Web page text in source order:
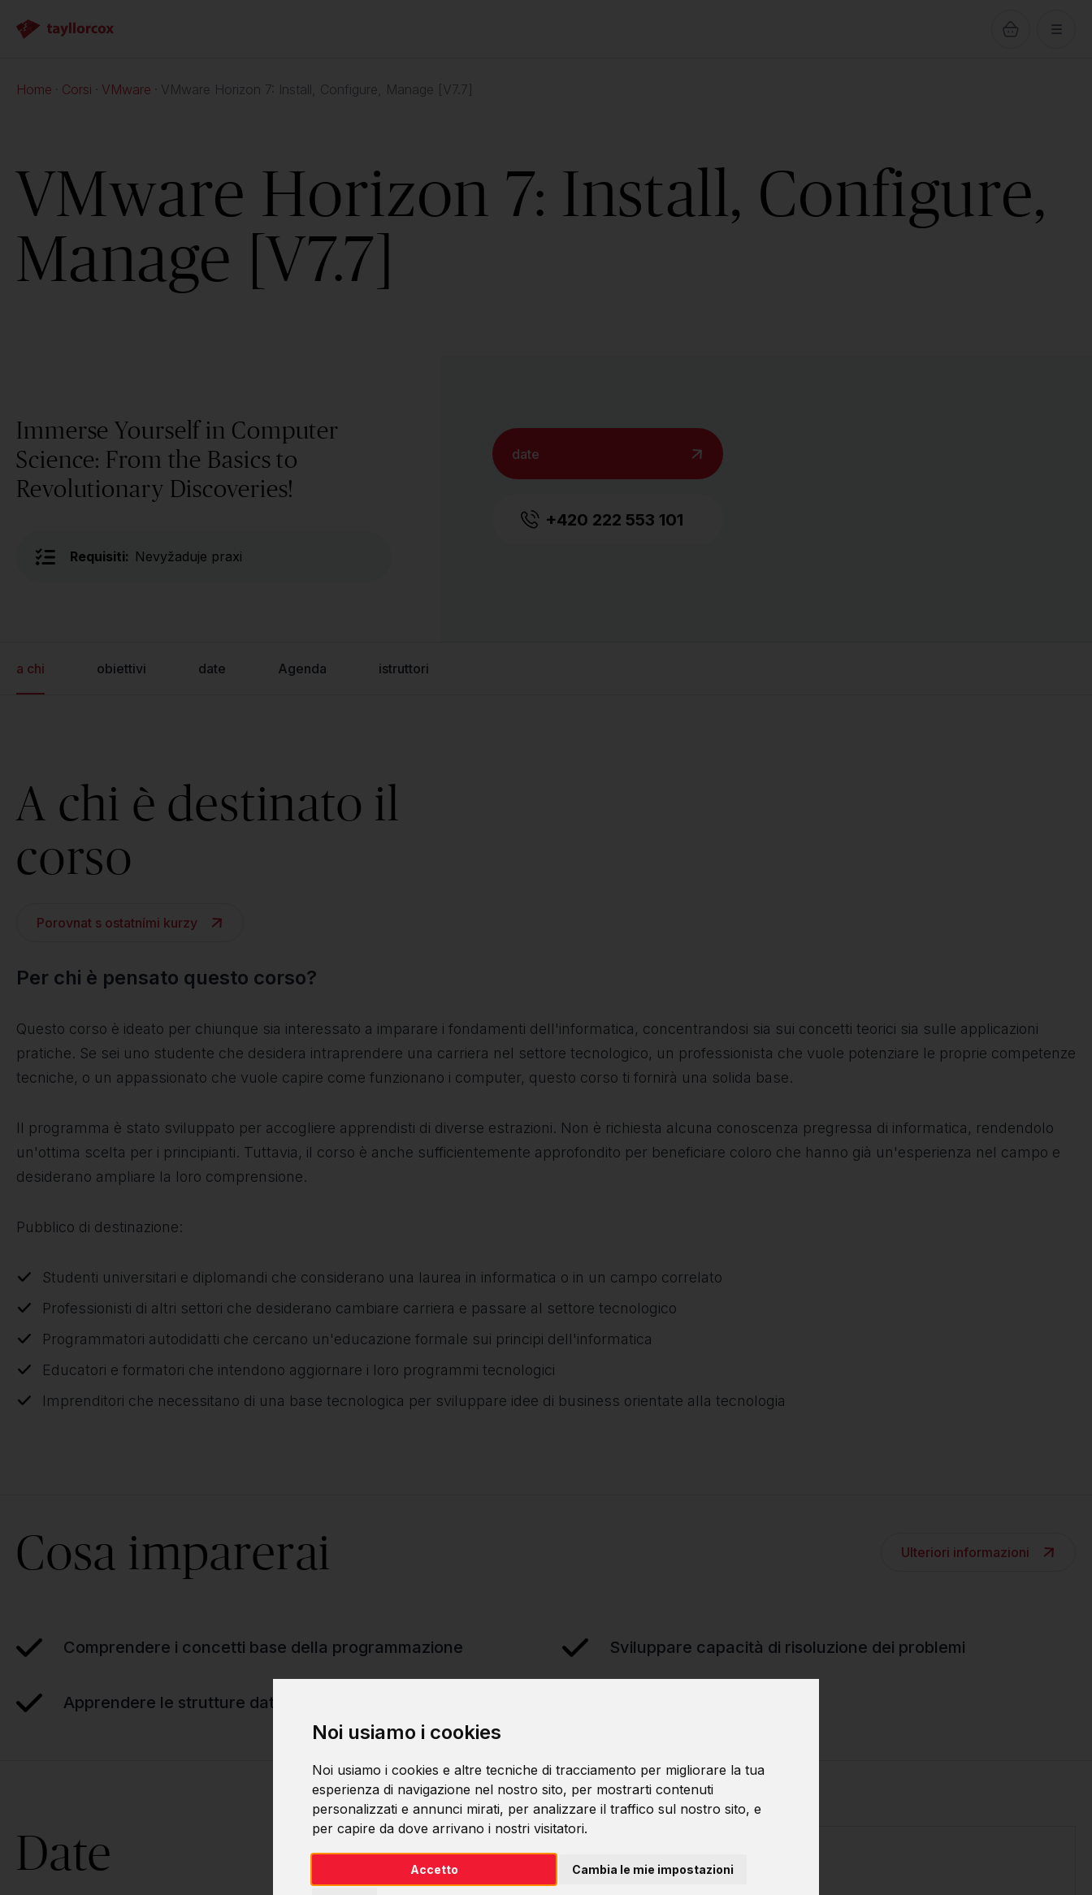
Noi usiamo i cookies
Noi usiamo i cookies e altre tecniche di tracciamento per migliorare la tua
esperienza di navigazione nel nostro sito, per mostrarti contenuti
personalizzati e annunci mirati, per analizzare il traffico sul nostro sito, e
per capire da dove arrivano i nostri visitatori.
Accetto Cambia le mie impostazioni
Home Corsi VMware VMware Horizon 7: Install, Configure, Manage [V7.7]
VMware Horizon 7: Install, Configure,
Manage [V7.7]
Immerse Yourself in Computer
Science: From the Basics to
Revolutionary Discoveries!
Requisiti: Nevyžaduje praxi
date
+420 222 553 101
a chi obiettivi date Agenda istruttori
A chi è destinato il
corso
Porovnat s ostatními kurzy
Per chi è pensato questo corso?
Questo corso è ideato per chiunque sia interessato a imparare i fondamenti dell'informatica, concentrandosi sia sui concetti teorici sia sulle applicazioni
pratiche. Se sei uno studente che desidera intraprendere una carriera nel settore tecnologico, un professionista che vuole potenziare le proprie competenze
tecniche, o un appassionato che vuole capire come funzionano i computer, questo corso ti fornirà una solida base.
Il programma è stato sviluppato per accogliere apprendisti di diverse estrazioni. Non è richiesta alcuna conoscenza pregressa di informatica, rendendolo
un'ottima scelta per i principianti. Tuttavia, il corso è anche sufficientemente approfondito per beneficiare coloro che hanno già un'esperienza nel campo e
desiderano ampliare la loro comprensione.
Pubblico di destinazione:
Studenti universitari e diplomandi che considerano una laurea in informatica o in un campo correlato
Professionisti di altri settori che desiderano cambiare carriera e passare al settore tecnologico
Programmatori autodidatti che cercano un'educazione formale sui principi dell'informatica
Educatori e formatori che intendono aggiornare i loro programmi tecnologici
Imprenditori che necessitano di una base tecnologica per sviluppare idee di business orientate alla tecnologia
Cosa imparerai Ulteriori informazioni
Comprendere i concetti base della programmazione Sviluppare capacità di risoluzione dei problemi
Apprendere le strutture dati e gli algoritmi
Date